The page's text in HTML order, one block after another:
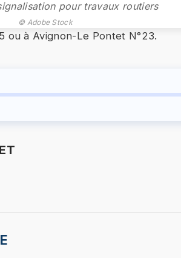
pour travaux routiers
© Adobe Stock
ou à Avignon-Le Pontet N°23.